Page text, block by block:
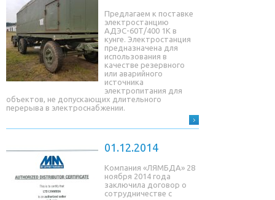
Предлагаем к поставке
электростанцию
АДЭС-60Т/400 1К в
кунге. Электростанция
предназначена для
использования в
качестве резервного
или аварийного
источника
электропитания для
объектов, не допускающих длительного
перерыва в электроснабжении.
01.12.2014
Компания «ЛЯМБДА» 28
ноября 2014 года
заключила договор о
сотрудничестве с